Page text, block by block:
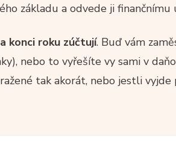
základu a odvede ji finančnímu
konci roku zúčtují. Buď vám
nebo to vyřešíte vy sami v
tak akorát, nebo jestli